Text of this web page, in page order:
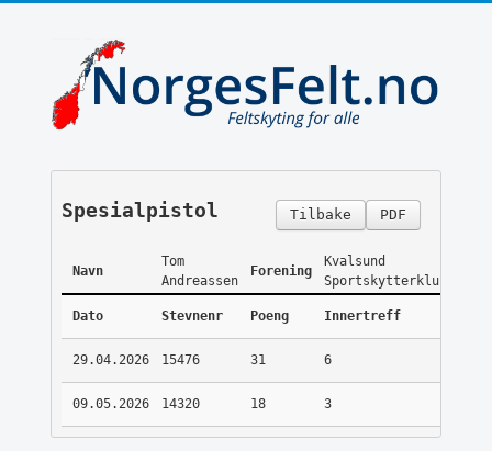
PDF
Tilbake
Spesialpistol
Navn
Tom
Andreassen
Forening
Kvalsund
Sportskytterklubb
Dato Stevnenr Poeng Innertreff
29.04.2026 15476 31 6
09.05.2026 14320 18 3